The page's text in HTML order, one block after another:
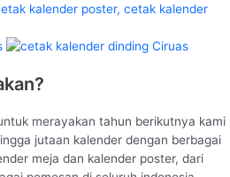
merayakan tahun berikutnya kami
jutaan kalender dengan berbagai
meja dan kalender poster, dari